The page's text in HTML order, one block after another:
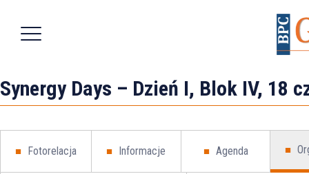
Synergy Days – Dzień I, Blok IV, 18
Fotorelacja Informacje Agenda